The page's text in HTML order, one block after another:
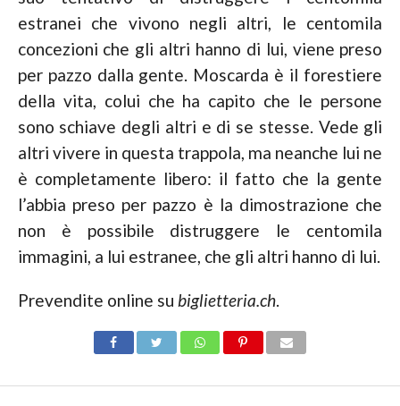
estranei che vivono negli altri, le centomila
concezioni che gli altri hanno di lui, viene preso
per pazzo dalla gente. Moscarda è il forestiere
della vita, colui che ha capito che le persone
sono schiave degli altri e di se stesse. Vede gli
altri vivere in questa trappola, ma neanche lui ne
è completamente libero: il fatto che la gente
l’abbia preso per pazzo è la dimostrazione che
non è possibile distruggere le centomila
immagini, a lui estranee, che gli altri hanno di lui.
Prevendite online su biglietteria.ch.